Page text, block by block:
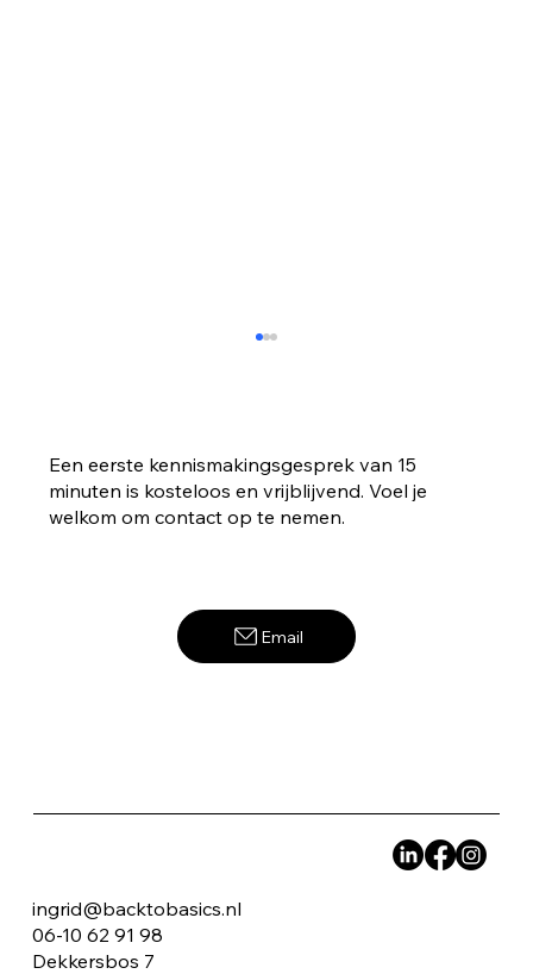
Stop met bang zijn voor de toekomst!
Het onbekende omarmen.
Een eerste kennismakingsgesprek van 15
minuten is kosteloos en vrijblijvend. Voel je
welkom om contact op te nemen.
Email
ingrid@backtobasics.nl
06-10 62 91 98
Dekkersbos 7